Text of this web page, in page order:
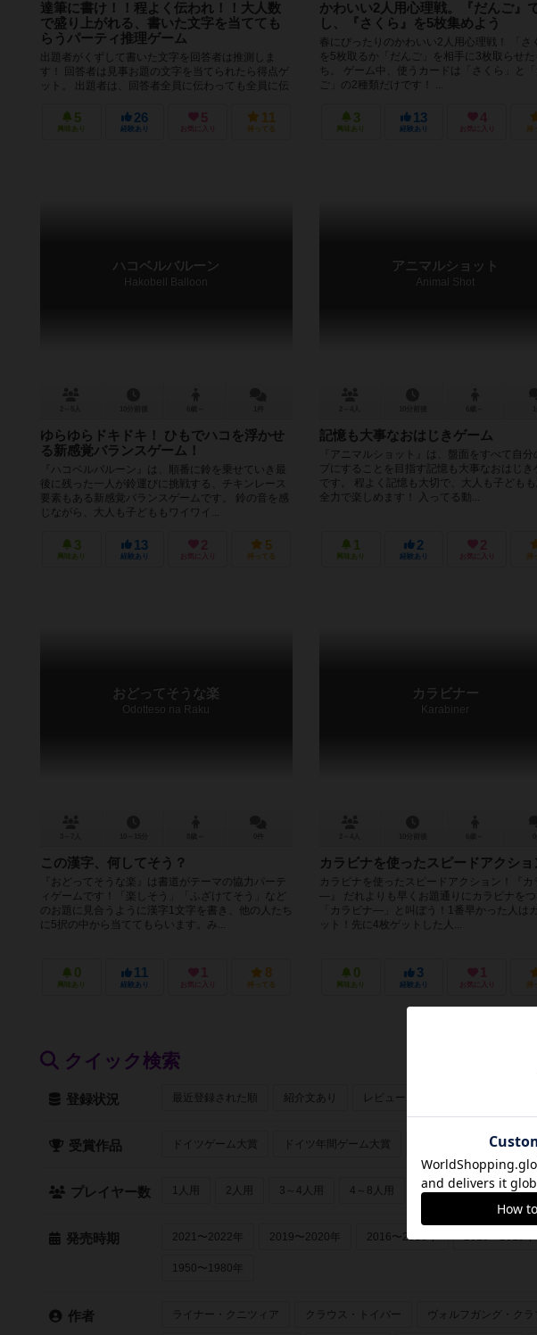
達筆に書け！！程よく伝われ！！大人数
で盛り上がれる、書いた文字を当てても
らうパーティ推理ゲーム
出題者がくずして書いた文字を回答者は推測しま
す！ 回答者は見事お題の文字を当てられたら得点ゲ
ット。 出題者は、回答者全員に伝わっても全員に伝
5
興味あり
26
経験あり
5
お気に入り
11
持ってる
かわいい2人用心理戦。『だんご』
し、『さくら』を5枚集めよう
春にぴったりのかわいい2人用心理戦！ 「さ
を5枚取るか「だんご」を相手に3枚取らせた
ち。 ゲーム中、使うカードは「さくら」と
ご」の2種類だけです！ ...
3
興味あり
13
経験あり
4
お気に入り 持
ハコベルバルーン
Hakobell Balloon
ゆらゆらドキドキ！ ひもでハコを浮かせ
る新感覚バランスゲーム！
『ハコベルバルーン』は、順番に鈴を乗せていき最
後に残った一人が鈴運びに挑戦する、チキンレース
要素もある新感覚バランスゲームです。 鈴の音を感
じながら、大人も子どももワイワイ...
3
興味あり
13
経験あり
2
お気に入り
5
持ってる
アニマルショット
Animal Shot
記憶も大事なおはじきゲーム
『アニマルショット』は、盤面をすべて自分
プにすることを目指す記憶も大事なおはじき
です。 程よく記憶も大切で、大人も子どもも
全力で楽しめます！ 入ってる動...
1
興味あり
2
経験あり
2
お気に入り 持
おどってそうな楽
Odotteso na Raku
この漢字、何してそう？
『おどってそうな楽』は書道がテーマの協力パーテ
ィゲームです！「楽しそう」「ふざけてそう」など
のお題に見合うように漢字1文字を書き、他の人たち
に5択の中から当ててもらいます。み...
0
興味あり
11
経験あり
1
お気に入り
8
持ってる
カラビナー
Karabiner
カラビナを使ったスピードアクショ
カラビナを使ったスピードアクション！『カ
―』 だれよりも早くお題通りにカラビナをつ
「カラビナ―」と叫ぼう！1番早かった人は
ット！先に4枚ゲットした人...
0
興味あり
3
経験あり
1
お気に入り 持
クイック検索
登録状況 最近登録された順 紹介文あり レビューあり
受賞作品 ドイツゲーム大賞 ドイツ年間ゲーム大賞 フランス年間ゲーム大賞
プレイヤー数 1人用 2人用 3～4人用 4～8人用
発売時期 2021〜2022年 2019〜2020年 2016〜2018年
1950〜1980年
作者 ライナー・クニツィア クラウス・トイバー ヴォルフガング・クラ